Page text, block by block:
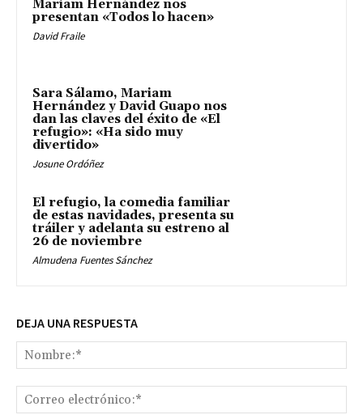
Mariam Hernández nos
presentan «Todos lo hacen»
David Fraile
Sara Sálamo, Mariam
Hernández y David Guapo nos
dan las claves del éxito de «El
refugio»: «Ha sido muy
divertido»
Josune Ordóñez
El refugio, la comedia familiar
de estas navidades, presenta su
tráiler y adelanta su estreno al
26 de noviembre
Almudena Fuentes Sánchez
DEJA UNA RESPUESTA